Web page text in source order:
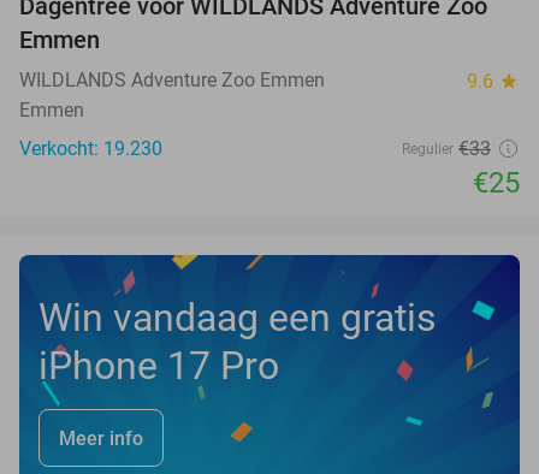
24%
Emmen
WILDLANDS Adventure Zoo Emmen 9.6 star
Emmen
Verkocht: 19.230
Regulier €33
€25
Win vandaag een gratis
iPhone 17 Pro
Meer info